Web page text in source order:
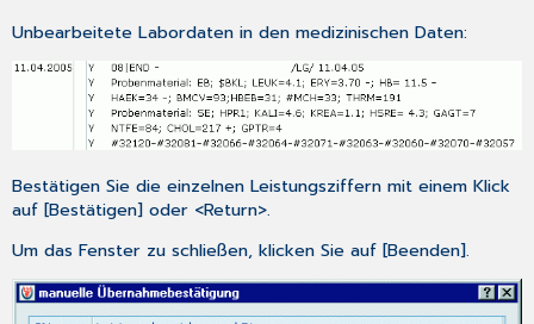
Unbearbeitete Labordaten in den medizinischen Daten:
Bestätigen Sie die einzelnen Leistungsziffern mit einem Klick
auf [Bestätigen] oder <Return>.
Um das Fenster zu schließen, klicken Sie auf [Beenden].